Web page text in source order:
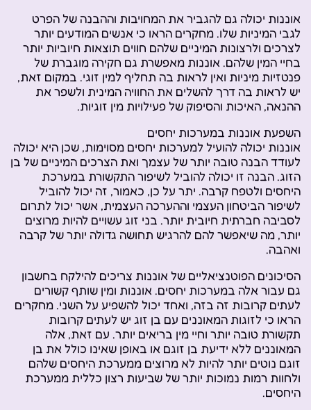
אוננות יכולה גם להגביר את המחויבות וההבנה של הפרט
לגבי המיניות שלו. מחקרים הראו כי אנשים המודעים יותר
לצרכים ולרצונות המיניים שלהם חווים תוצאות חיוביות יותר
בחיי המין שלהם. אוננות מאפשרת גם חקירה מוגברת של
פנטזיות מיניות ואין לראות בה תחליף למין זוגי. במקום זאת,
יש לראות בה דרך להשלים את החוויה המינית ולשפר את
ההנאה, האיכות והסיפוק של פעילויות מין זוגיות.
השפעת אוננות במערכות יחסים
אוננות יכולה להועיל למערכות יחסים מסוימות, שכן היא יכולה
לעודד הבנה טובה יותר של עצמך ואת הצרכים המיניים של בן
הזוג. הבנה זו יכולה להוביל לשיפור התקשורת במערכת
היחסים ולטפח קרבה. יתר על כן, כאמור, זה יכול להוביל
לשיפור הביטחון העצמי וההערכה העצמית, אשר יכול לתרום
לסביבה חברתית חיובית יותר. בני זוג עשויים להיות מרוצים
יותר, מה שיאפשר להם להרגיש תחושה גדולה יותר של קרבה
ואהבה.
הסיכונים הפוטנציאליים של אוננות צריכים להילקח בחשבון
גם עבור אלה במערכות יחסים. אוננות ומין שותף קשורים
לעתים קרובות זה בזה, ואחד יכול להשפיע על השני. מחקרים
הראו כי לזוגות המאוננים עם בן זוג יש לעתים קרובות
תקשורת טובה יותר וחיי מין בריאים יותר. עם זאת, אלה
המאוננים ללא ידיעת בן זוגם או באופן שאינו כולל את בן
זוגם נוטים יותר להיות לא מרוצים ממערכת היחסים שלהם
ולחוות רמות נמוכות יותר של שביעות רצון כללית ממערכת
היחסים.